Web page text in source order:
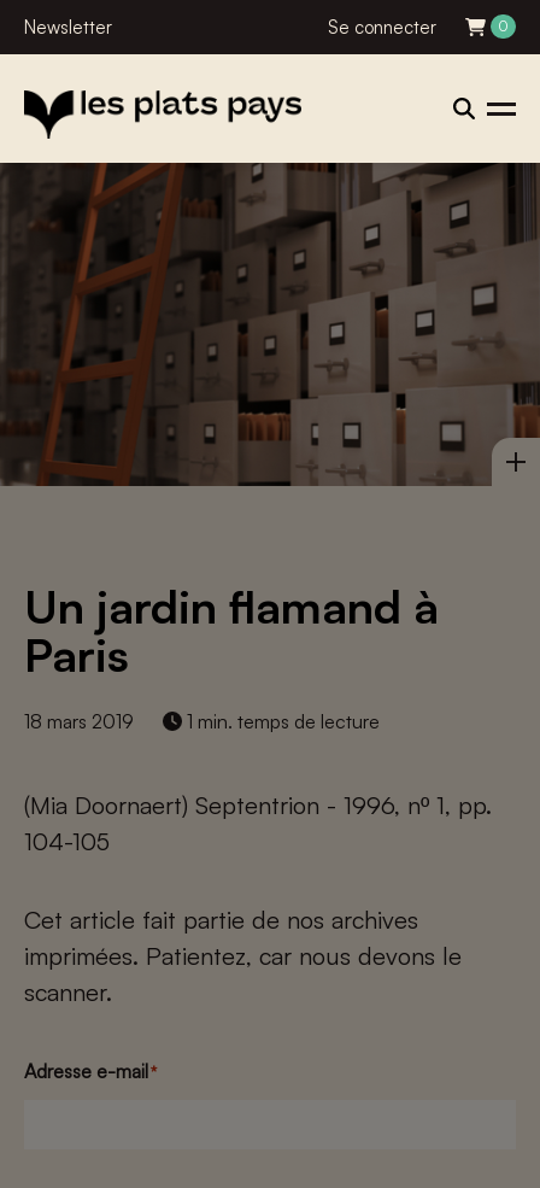
Newsletter Se connecter 0
Un jardin flamand à
Paris
18 mars 2019 1 min. temps de lecture
(Mia Doornaert) Septentrion - 1996, nº 1, pp.
104-105
Cet article fait partie de nos archives
imprimées. Patientez, car nous devons le
scanner.
Adresse e-mail*